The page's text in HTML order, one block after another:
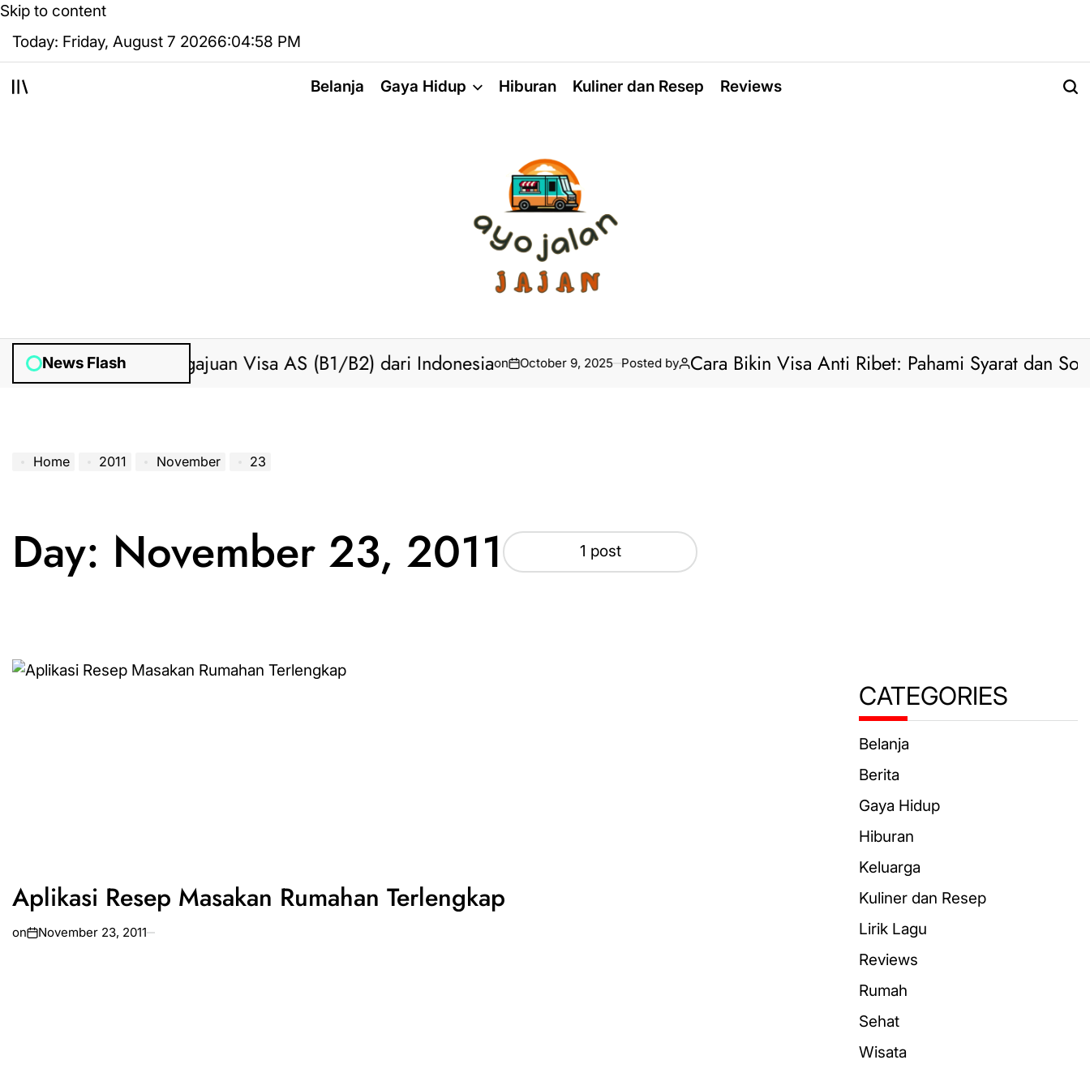
Skip to content
Today: Friday, August 7 20266:04:59 PM
Belanja Gaya Hidup Hiburan Kuliner dan Resep Reviews
News Flash
Posted by Bantuan Pengajuan Visa AS (B1/B2) dari Indonesiaon October 9, 2025 Posted by Cara Bikin Visa Anti Ribet: Pahami Syarat dan
Home 2011 November 23
Day: November 23, 2011 1 post
Aplikasi Resep Masakan Rumahan Terlengkap
on November 23, 2011
CATEGORIES
Belanja
Berita
Gaya Hidup
Hiburan
Keluarga
Kuliner dan Resep
Lirik Lagu
Reviews
Rumah
Sehat
Wisata